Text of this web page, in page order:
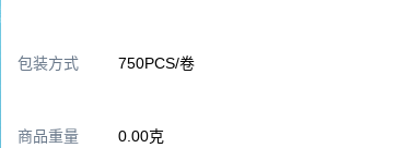
包装方式 750PCS/卷
商品重量 0.00克